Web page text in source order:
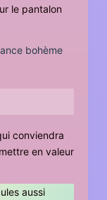
le pantalon
bohème
conviendra
en valeur
aussi